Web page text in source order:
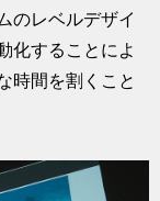
のレベルデザイ
化することによ
時間を割くこと